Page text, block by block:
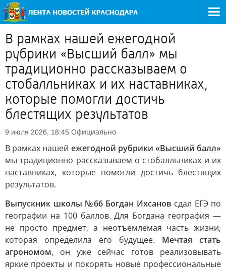
В рамках нашей ежегодной
рубрики «Высший балл» мы
традиционно рассказываем о
стобалльниках и их наставниках,
которые помогли достичь
блестящих результатов
9 июля 2026, 18:45 Официально
В рамках нашей ежегодной рубрики «Высший балл»
мы традиционно рассказываем о стобалльниках и их
наставниках, которые помогли достичь блестящих
результатов.
Выпускник школы №66 Богдан Ихсанов сдал ЕГЭ по
географии на 100 баллов. Для Богдана география —
не просто предмет, а неотъемлемая часть жизни,
которая определила его будущее. Мечтая стать
агрономом, он уже сейчас готов реализовывать
яркие проекты и покорять новые профессиональные